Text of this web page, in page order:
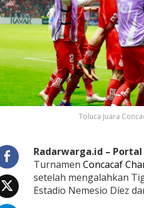
Toluca Juara
Radarwarga.id –
Turnamen Concacaf
setelah mengalahkan
Estadio Nemesio Díez